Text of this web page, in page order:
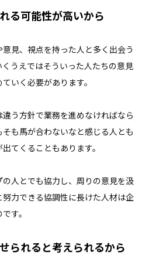
る可能性が高いから
見、視点を持った人と多く出会う
うえではそういった人たちの意見
いく必要があります。
う方針で業務を進めなければなら
も馬が合わないなと感じる人とも
てくることもあります。
人とでも協力し、周りの意見を汲
力できる協調性に長けた人材は企
す。
られると考えられるから